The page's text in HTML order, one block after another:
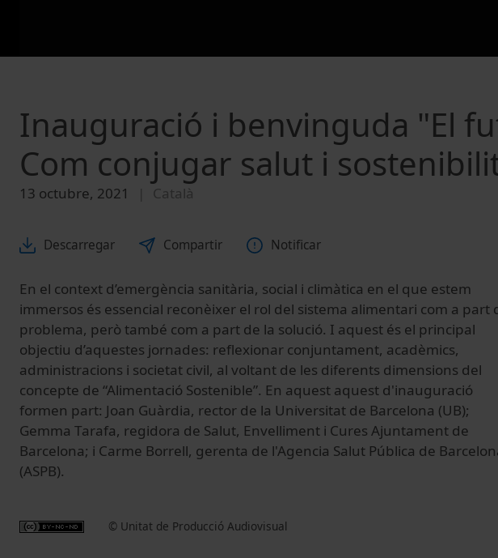
Inauguració i benvinguda "El
Com conjugar salut i
13 octubre, 2021 Català
Descarregar Compartir Notificar
En el context d’emergència sanitària, social i climàtica en el que estem
immersos és essencial reconèixer el rol del sistema alimentari com a part
problema, però també com a part de la solució. I aquest és el principal
objectiu d’aquestes jornades: reflexionar conjuntament, acadèmics,
administracions i societat civil, al voltant de les diferents dimensions del
concepte de “Alimentació Sostenible”. En aquest aquest d'inauguració
formen part: Joan Guàrdia, rector de la Universitat de Barcelona (UB);
Gemma Tarafa, regidora de Salut, Envelliment i Cures Ajuntament de
Barcelona; i Carme Borrell, gerenta de l'Agencia Salut Pública de
(ASPB).
© Unitat de Producció Audiovisual